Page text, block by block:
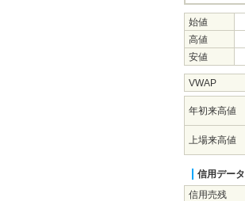
始値
高値
安値
VWAP
年初来高値
上場来高値
信用データ
信用売残